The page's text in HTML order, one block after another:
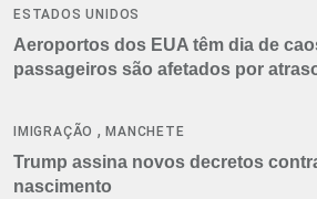
ESTADOS UNIDOS
Aeroportos dos EUA têm dia de
passageiros são afetados por
IMIGRAÇÃO ,MANCHETE
Trump assina novos decretos
nascimento